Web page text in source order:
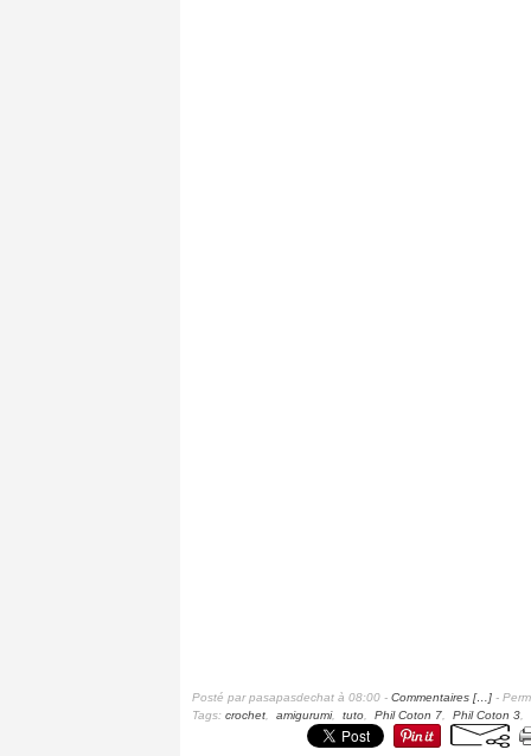
Posté par pasapasdechat à 08:00 - Commentaires [… ] -
Tags: crochet amigurumi, tuto Phil Coton 7 Phil Coton 3